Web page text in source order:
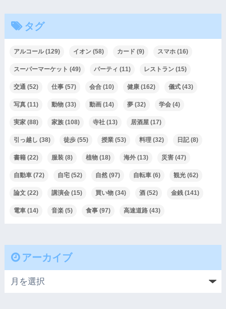
タグ
アルコール(129) イオン(58) カード (9) スマホ(16)
スーパーマーケット (49) パーティ (11) レストラン(15)
交通(52) 仕事(57) 会合(10) 健康(162) 儀式(43)
写真(11) 動物(33) 動画(14) 夢(32) 学会(4)
実家(88) 家族(108) 寺社(13) 居酒屋(17)
引っ越し (38) 徒歩(55) 授業(53) 料理(32) 日記(8)
書籍(22) 服装(8) 植物(18) 海外(13) 災害(47)
自動車(72) 自宅(52) 自然(97) 自転車(6) 観光(62)
論文(22) 講演会(15) 買い物(34) 酒(52) 金銭(141)
電車(14) 音楽(5) 食事(97) 高速道路(43)
アーカイブ